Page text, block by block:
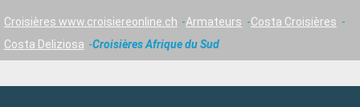
Croisières www.croisiereonline.ch Armateurs
Costa Croisières
Costa Deliziosa
Croisières Afrique du Sud